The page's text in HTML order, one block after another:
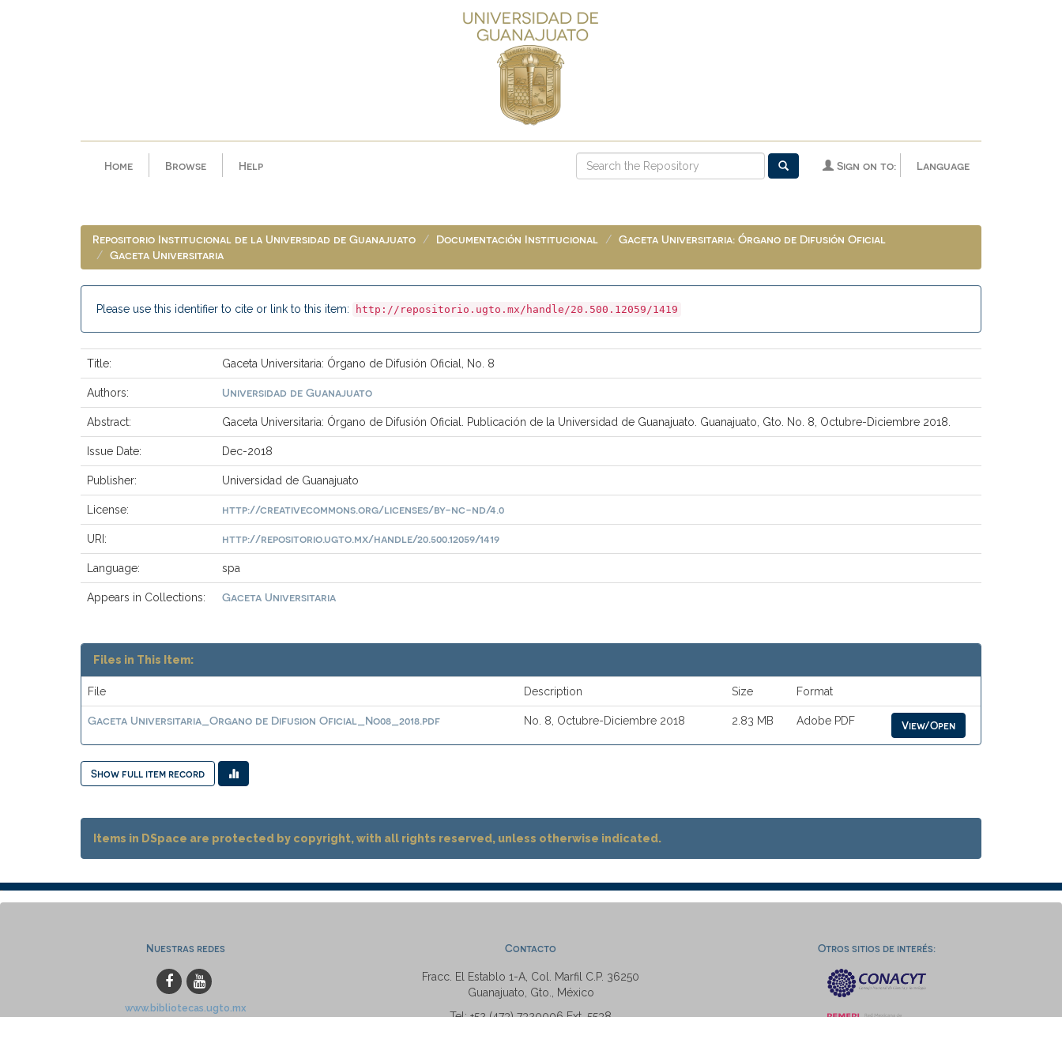
Home Browse Help Language
Sign on to:
Repositorio Institucional de la Universidad de Guanajuato Documentación Institucional
Gaceta Universitaria: Órgano de Difusión Oficial
Gaceta Universitaria
Please use this identifier to cite or link to this item: http://repositorio.ugto.mx/handle/20.500.12059/1419
Title: Gaceta Universitaria: Órgano de Difusión Oficial, No. 8
Authors: Universidad de Guanajuato
Abstract: Gaceta Universitaria: Órgano de Difusión Oficial. Publicación de la Universidad de Guanajuato. Guanajuato, Gto. No. 8, Octubre-Diciembre 2018.
Issue Date: Dec-2018
Publisher: Universidad de Guanajuato
License: http://creativecommons.org/licenses/by-nc-nd/4.0
URI: http://repositorio.ugto.mx/handle/20.500.12059/1419
Language: spa
Appears in Collections: Gaceta Universitaria
Files in This Item:
File Description Size Format
Gaceta Universitaria_Organo de Difusion Oficial_No08_2018.pdf No. 8, Octubre-Diciembre 2018 2.83 MB Adobe PDF View/Open
Show full item record
Items in DSpace are protected by copyright, with all rights reserved, unless otherwise indicated.
Nuestras redes
www.bibliotecas.ugto.mx
Contacto
Fracc. El Establo 1-A, Col. Marfil C.P. 36250
Guanajuato, Gto., México
Tel: +52 (473) 7320006 Ext. 5538
Otros sitios de interés: